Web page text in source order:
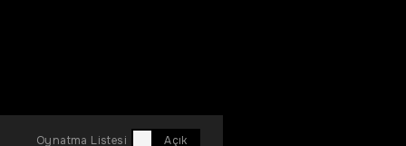
Oynatma Listesi